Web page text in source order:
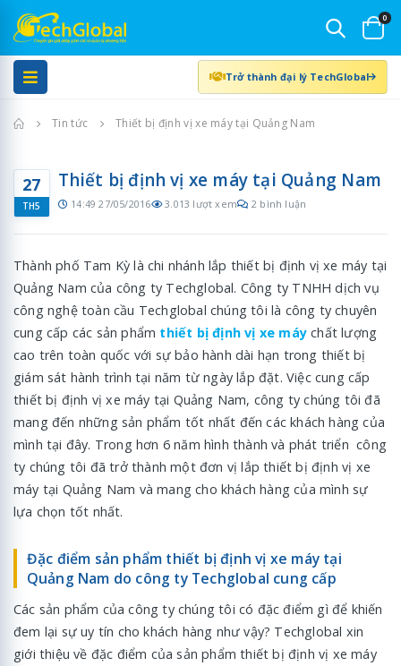
0
Trở thành đại lý TechGlobal
Trang chủ
Tin tức Thiết bị định vị xe máy tại Quảng Nam
27
TH5
Thiết bị định vị xe máy tại Quảng Nam
14:49 27/05/2016 3.013 lượt xem 2 bình luận
Thành phố Tam Kỳ là chi nhánh lắp thiết bị định vị xe máy tại
Quảng Nam của công ty Techglobal. Công ty TNHH dịch vụ
công nghệ toàn cầu Techglobal chúng tôi là công ty chuyên
cung cấp các sản phẩm thiết bị định vị xe máy chất lượng
cao trên toàn quốc với sự bảo hành dài hạn trong thiết bị
giám sát hành trình tại năm từ ngày lắp đặt. Việc cung cấp
thiết bị định vị xe máy tại Quảng Nam, công ty chúng tôi đã
mang đến những sản phẩm tốt nhất đến các khách hàng của
mình tại đây. Trong hơn 6 năm hình thành và phát triển công
ty chúng tôi đã trở thành một đơn vị lắp thiết bị định vị xe
máy tại Quảng Nam và mang cho khách hàng của mình sự
lựa chọn tốt nhất.
Đặc điểm sản phẩm thiết bị định vị xe máy tại
Quảng Nam do công ty Techglobal cung cấp
Các sản phẩm của công ty chúng tôi có đặc điểm gì để khiến
đem lại sự uy tín cho khách hàng như vậy? Techglobal xin
giới thiệu về đặc điểm của sản phẩm thiết bị định vị xe máy